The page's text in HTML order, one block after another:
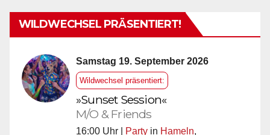
WILDWECHSEL PRÄSENTIERT!
Samstag 19. September 2026
Wildwechsel präsentiert:
»Sunset Session«
M/O & Friends
16:00 Uhr | Party in Hameln,